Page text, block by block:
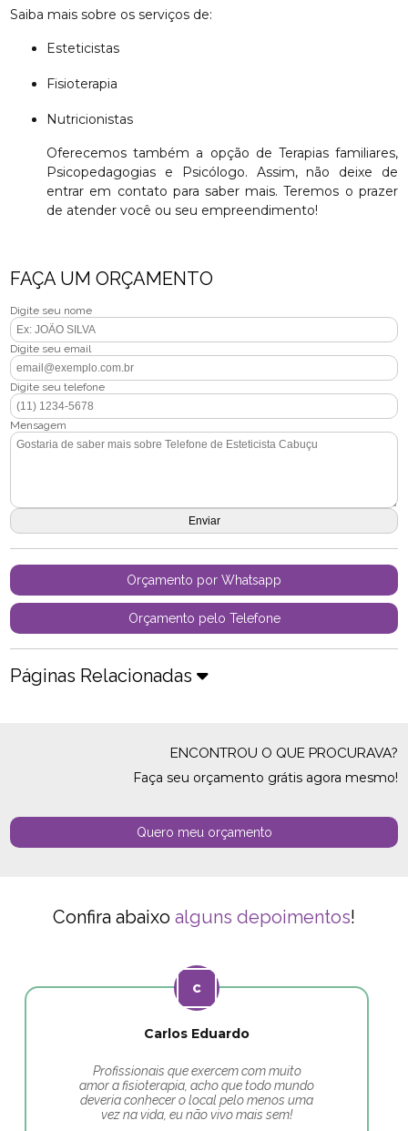
Saiba mais sobre os serviços de:
Esteticistas
Fisioterapia
Nutricionistas
Oferecemos também a opção de Terapias familiares,
Psicopedagogias e Psicólogo. Assim, não deixe de
entrar em contato para saber mais. Teremos o prazer
de atender você ou seu empreendimento!
FAÇA UM ORÇAMENTO
Digite seu nome
Digite seu email
Digite seu telefone
Mensagem
Orçamento por Whatsapp
Orçamento pelo Telefone
Páginas Relacionadas
ENCONTROU O QUE PROCURAVA?
Faça seu orçamento grátis agora mesmo!
Quero meu orçamento
Confira abaixo alguns depoimentos!
Carlos Eduardo
Profissionais que exercem com muito
amor a fisioterapia, acho que todo mundo
deveria conhecer o local pelo menos uma
vez na vida, eu não vivo mais sem!